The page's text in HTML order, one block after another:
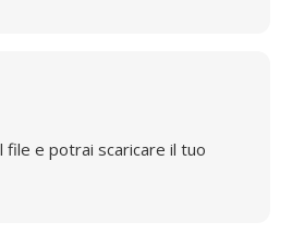
file e potrai scaricare il tuo